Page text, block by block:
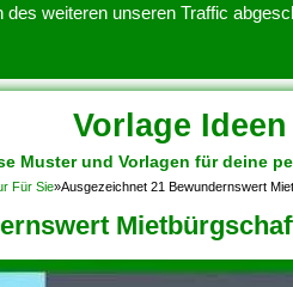
weiteren unseren Traffic
Vorlage Ideen
KONTAKT
Muster und Vorlagen für deine
Für Sie»Ausgezeichnet 21 Bewundernswert